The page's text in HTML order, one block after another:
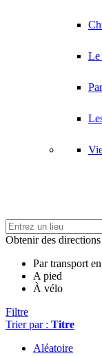
Le
Obtenir des directions
Par transport
A pied
À vélo
Filtre
Trier par : Titre
Aléatoire